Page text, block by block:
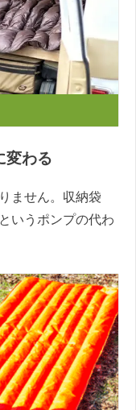
変わる
ません。収納袋
いうポンプの代わ